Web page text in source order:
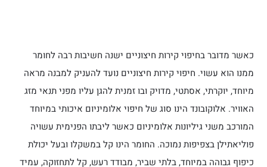
כאשר מדובר בחיפוי קירות חיצוניים ישנה חשיבות רבה לחומר
ממנו הוא עשוי. חיפוי קירות חיצוניים נועד להעניק למבנה מראה
מיוחד, יוקרתי, אסתטי, מדויק ובו זמנית להגן עליו מפני תנאי מזג
האוויר. אלוקובונד הינו סוג של חיפוי אלומיניום איכותי במיוחד
המורכב משני גיליונות אלומיניום כאשר ליבתו הפנימית עשויה
פוליאתילן בצפיפות נמוכה. החומר הינו קל במשקלו ובעל יכולת
כיפוף גבוהה במיוחד, בלתי שביר, מבודד רעש, קל לתחזוקה, עמיד